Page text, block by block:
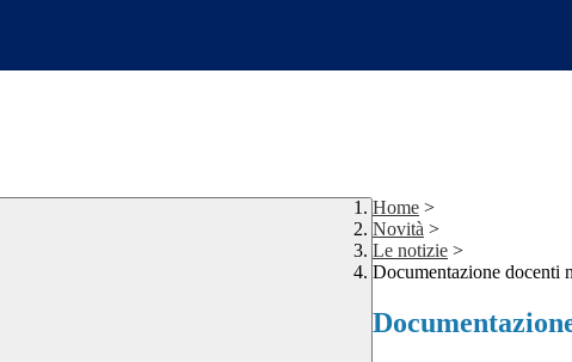
Home >
Novità >
Le notizie >
Documentazione docenti